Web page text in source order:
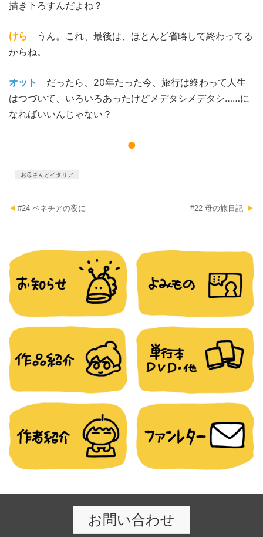
描き下ろすんだよね？
けら
うん。これ、最後は、ほとんど省略して終わってる
からね。
オット だったら、20年たった今、 旅行は終わって人生
はつづいて、いろいろあったけどメデタシメデタシ……に
なればいいんじゃない？
●
お母さんとイタリア
投
稿
ビ
ゲ
ー
シ
ョ
ン
#24 ベネチアの夜に #22 母の旅日記 ︎
お問い合わせ